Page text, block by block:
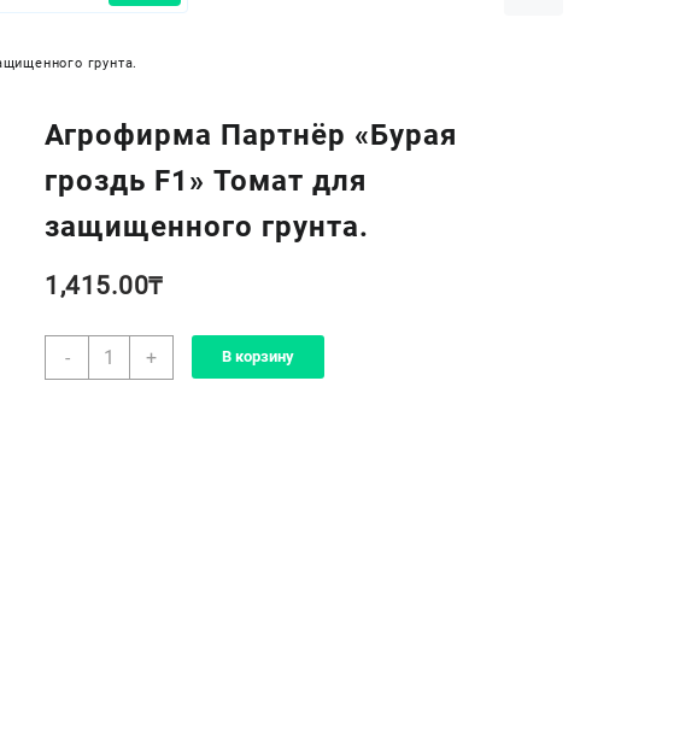
грунта.
Агрофирма Партнёр «Бурая
гроздь F1» Томат для
защищенного грунта.
1,415.00₸
-
Количество
+ В корзину